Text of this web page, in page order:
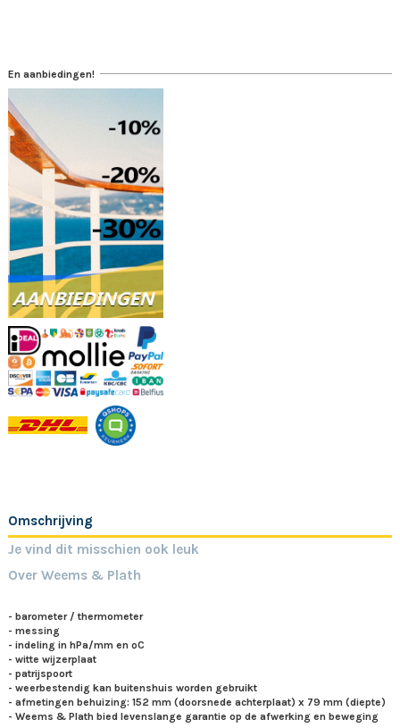
En aanbiedingen!
Omschrijving
Je vind dit misschien ook leuk
Over Weems & Plath
- barometer / thermometer
- messing
- indeling in hPa/mm en ºC
- witte wijzerplaat
- patrijspoort
- weerbestendig kan buitenshuis worden gebruikt
- afmetingen behuizing: 152 mm (doorsnede achterplaat) x 79 mm (diepte)
- Weems & Plath bied levenslange garantie op de afwerking en beweging